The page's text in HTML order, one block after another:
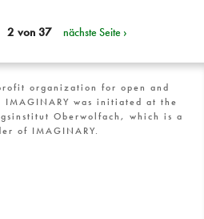
2 von 37 nächste Seite ›
organization for open and
IMAGINARY was initiated at the
Oberwolfach, which is a
of IMAGINARY.